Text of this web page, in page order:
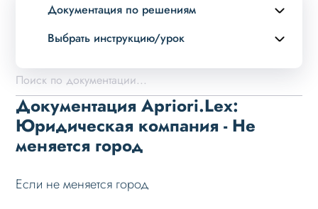
Документация по решениям
Выбрать инструкцию/урок
Описание курса
Возможности
Примеры страниц
Установка и обновление
Дизайн
Документация Apriori.Lex:
Юридическая компания - Не
меняется город
Если не меняется город